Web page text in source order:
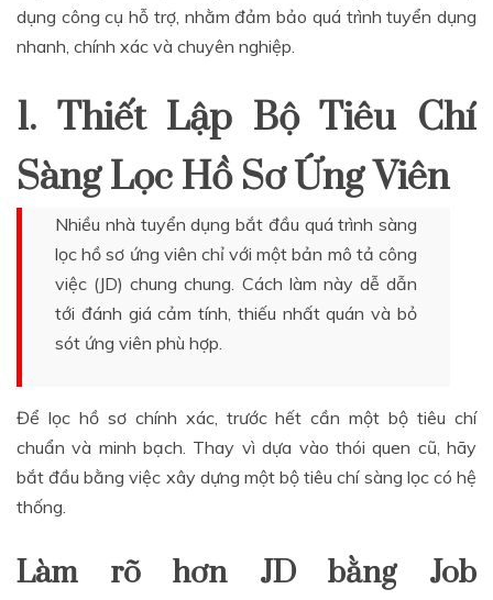
dụng công cụ hỗ trợ, nhằm đảm bảo quá trình tuyển dụng
nhanh, chính xác và chuyên nghiệp.
1. Thiết Lập Bộ Tiêu Chí
Sàng Lọc Hồ Sơ Ứng Viên
Nhiều nhà tuyển dụng bắt đầu quá trình sàng
lọc hồ sơ ứng viên chỉ với một bản mô tả công
việc (JD) chung chung. Cách làm này dễ dẫn
tới đánh giá cảm tính, thiếu nhất quán và bỏ
sót ứng viên phù hợp.
Để lọc hồ sơ chính xác, trước hết cần một bộ tiêu chí
chuẩn và minh bạch. Thay vì dựa vào thói quen cũ, hãy
bắt đầu bằng việc xây dựng một bộ tiêu chí sàng lọc có hệ
thống.
Làm rõ hơn JD bằng Job